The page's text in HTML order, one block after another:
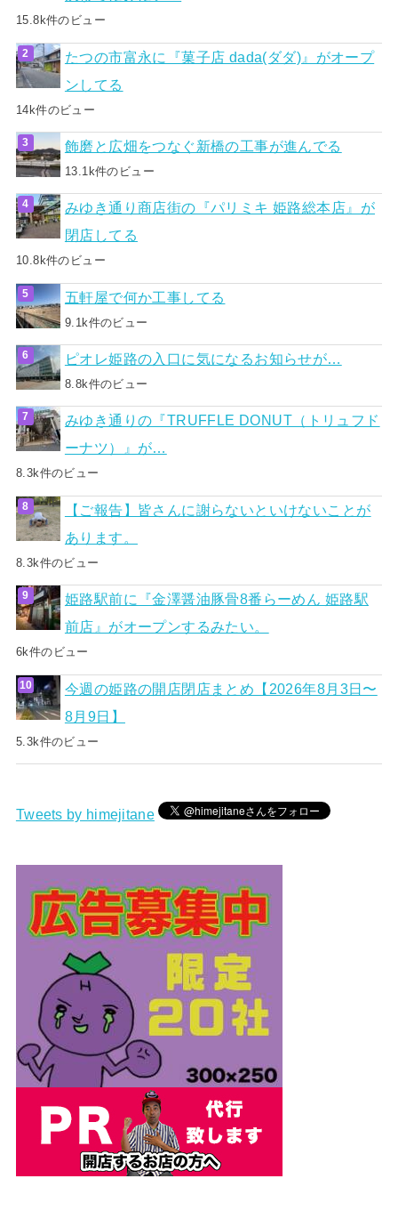
15.8k件のビュー
たつの市富永に『菓子店 dada(ダダ)』がオープ
ンしてる
14k件のビュー
飾磨と広畑をつなぐ新橋の工事が進んでる
13.1k件のビュー
みゆき通り商店街の『パリミキ 姫路総本店』が
閉店してる
10.8k件のビュー
五軒屋で何か工事してる
9.1k件のビュー
ピオレ姫路の入口に気になるお知らせが…
8.8k件のビュー
みゆき通りの『TRUFFLE DONUT（トリュフド
ーナツ）』が…
8.3k件のビュー
【ご報告】皆さんに謝らないといけないことが
あります。
8.3k件のビュー
姫路駅前に『金澤醤油豚骨8番らーめん 姫路駅
前店』がオープンするみたい。
6k件のビュー
今週の姫路の開店閉店まとめ【2026年8月3日〜
8月9日】
5.3k件のビュー
Tweets by himejitane